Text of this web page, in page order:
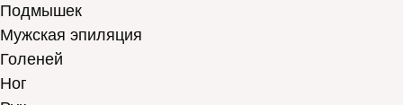
Подмышек
Мужская эпиляция
Голеней
Ног